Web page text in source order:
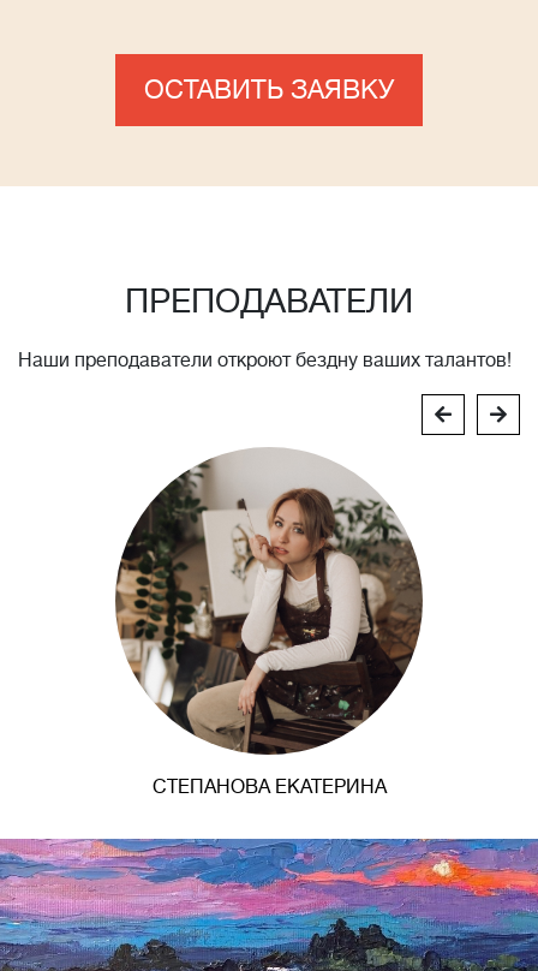
ОСТАВИТЬ ЗАЯВКУ
ПРЕПОДАВАТЕЛИ
Наши преподаватели откроют бездну ваших талантов!
СТЕПАНОВА ЕКАТЕРИНА